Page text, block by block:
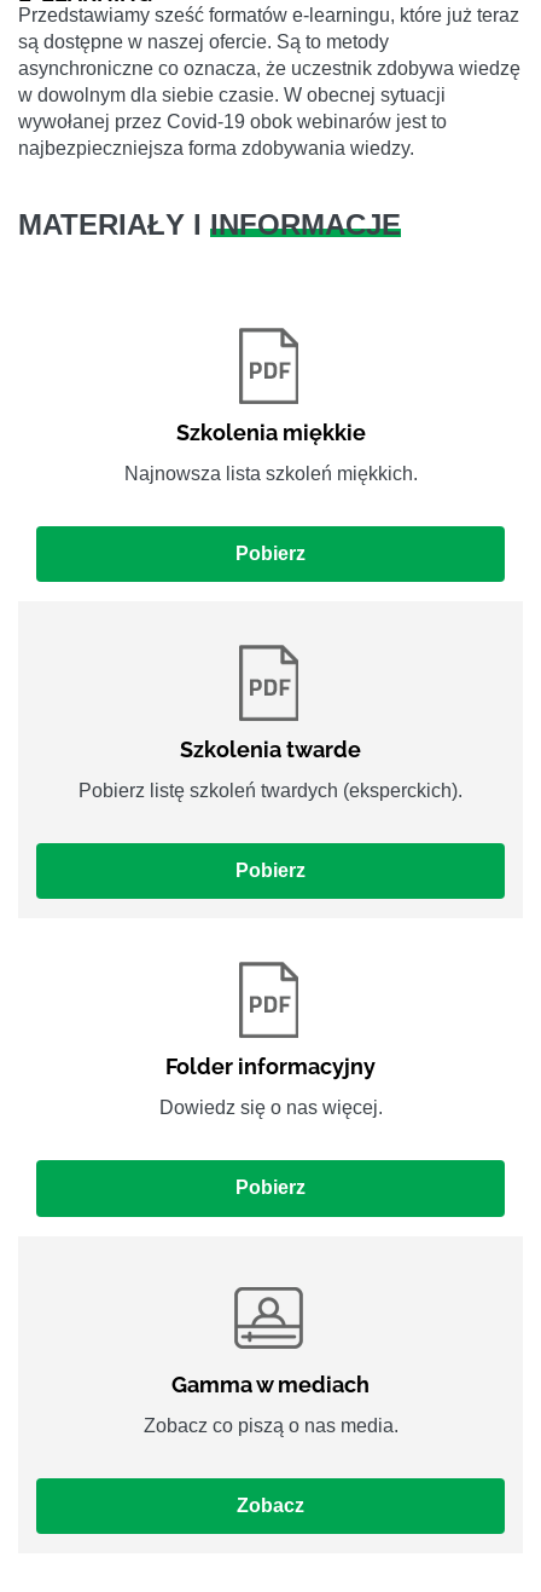
Przedstawiamy sześć formatów e-learningu, które już teraz
są dostępne w naszej ofercie. Są to metody
asynchroniczne co oznacza, że uczestnik zdobywa wiedzę
w dowolnym dla siebie czasie. W obecnej sytuacji
wywołanej przez Covid-19 obok webinarów jest to
najbezpieczniejsza forma zdobywania wiedzy.
MATERIAŁY I INFORMACJE
Szkolenia miękkie
Najnowsza lista szkoleń miękkich.
Pobierz
Szkolenia twarde
Pobierz listę szkoleń twardych (eksperckich).
Pobierz
Folder informacyjny
Dowiedz się o nas więcej.
Pobierz
Gamma w mediach
Zobacz co piszą o nas media.
Zobacz